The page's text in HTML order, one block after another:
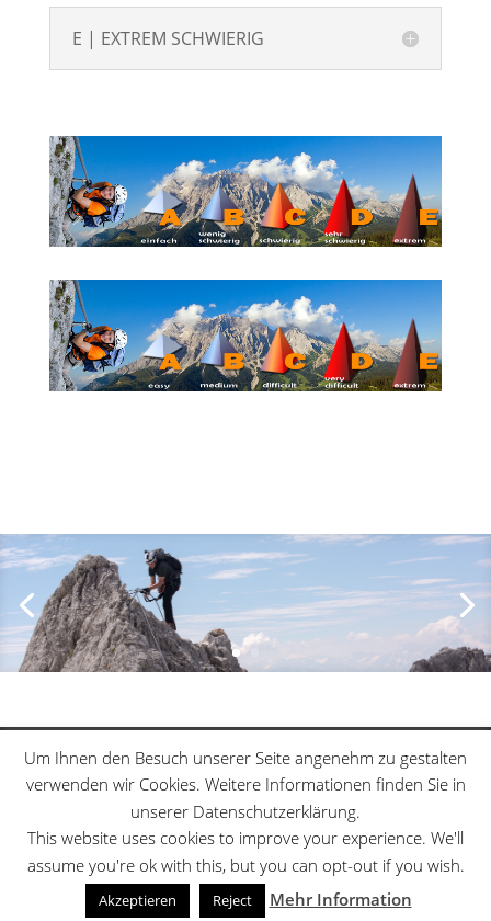
E | EXTREM SCHWIERIG
Klettersteige
Schwierigkeitsgrade
Datenschutzerklärung
Sitemap
Designed byElegant Themes| Powered by
WordPress
Um Ihnen den Besuch unserer Seite angenehm zu gestalten
verwenden wir Cookies. Weitere Informationen finden Sie in
unserer Datenschutzerklärung.
This website uses cookies to improve your experience. We'll
assume you're ok with this, but you can opt-out if you wish.
Akzeptieren Reject Mehr Information